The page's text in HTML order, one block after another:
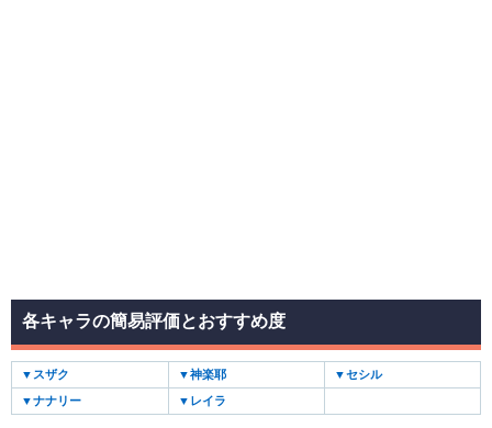
各キャラの簡易評価とおすすめ度
▼スザク ▼神楽耶
▼セシル
▼ナナリー
▼レイラ